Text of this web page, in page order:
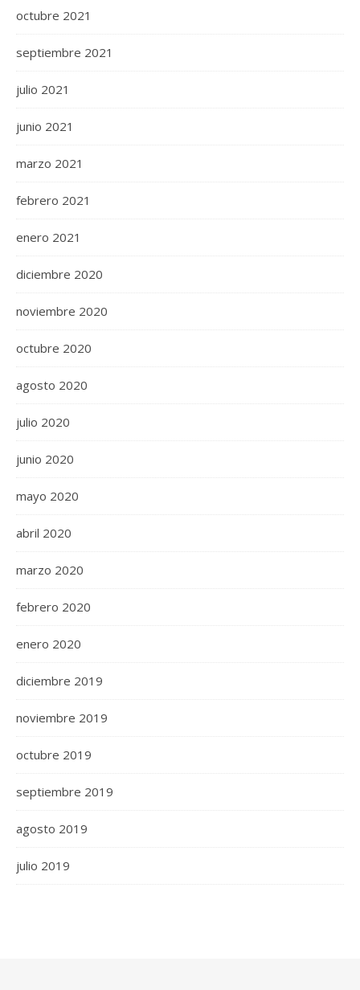
octubre 2021
septiembre 2021
julio 2021
junio 2021
marzo 2021
febrero 2021
enero 2021
diciembre 2020
noviembre 2020
octubre 2020
agosto 2020
julio 2020
junio 2020
mayo 2020
abril 2020
marzo 2020
febrero 2020
enero 2020
diciembre 2019
noviembre 2019
octubre 2019
septiembre 2019
agosto 2019
julio 2019